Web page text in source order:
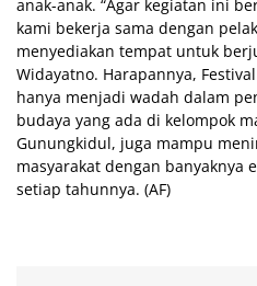
anak-anak. “Agar kegiatan ini
kami bekerja sama dengan
menyediakan tempat untuk
Widayatno. Harapannya,
hanya menjadi wadah dalam
budaya yang ada di kelompok
Gunungkidul, juga mampu
masyarakat dengan banyaknya
setiap tahunnya. (AF)